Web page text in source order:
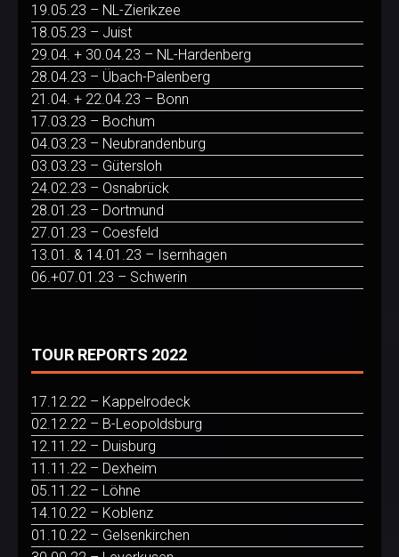
19.05.23 – NL-Zierikzee
18.05.23 – Juist
29.04. + 30.04.23 – NL-Hardenberg
28.04.23 – Übach-Palenberg
21.04. + 22.04.23 – Bonn
17.03.23 – Bochum
04.03.23 – Neubrandenburg
03.03.23 – Gütersloh
24.02.23 – Osnabrück
28.01.23 – Dortmund
27.01.23 – Coesfeld
13.01. & 14.01.23 – Isernhagen
06.+07.01.23 – Schwerin
TOUR REPORTS 2022
17.12.22 – Kappelrodeck
02.12.22 – B-Leopoldsburg
12.11.22 – Duisburg
11.11.22 – Dexheim
05.11.22 – Löhne
14.10.22 – Koblenz
01.10.22 – Gelsenkirchen